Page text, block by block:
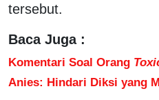
tersebut.
Baca Juga :
Komentari Soal Orang
Anies: Hindari Diksi yang